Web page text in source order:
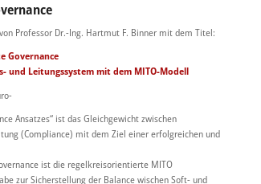
Professor Dr.-Ing. Hartmut F. Binner mit dem Titel:
Governance
und Leitungssystem mit dem MITO-Modell
Ansatzes“ ist das Gleichgewicht zwischen
(Compliance) mit dem Ziel einer erfolgreichen und
ist die regelkreisorientierte MITO
zur Sicherstellung der Balance wischen Soft- und